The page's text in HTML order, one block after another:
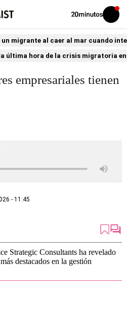
Volver
Iniciar
sesión
un migrante al caer al mar cuando
última hora de la crisis migratoria
empresariales tienen
- 11:45
Strategic Consultants ha revelado
destacados en la gestión